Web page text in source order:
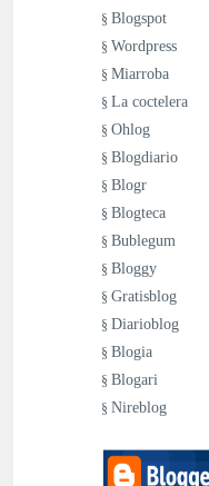
§ Blogspot
§ Wordpress
§ Miarroba
§ La coctelera
§ Ohlog
§ Blogdiario
§ Blogr
§ Blogteca
§ Bublegum
§ Bloggy
§ Gratisblog
§ Diarioblog
§ Blogia
§ Blogari
§ Nireblog